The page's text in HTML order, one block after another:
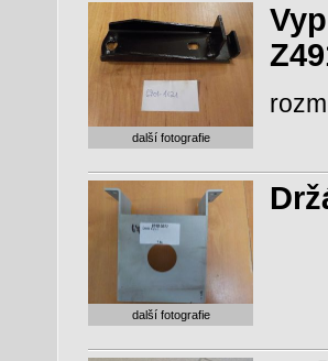
další fotografie
další fotografie